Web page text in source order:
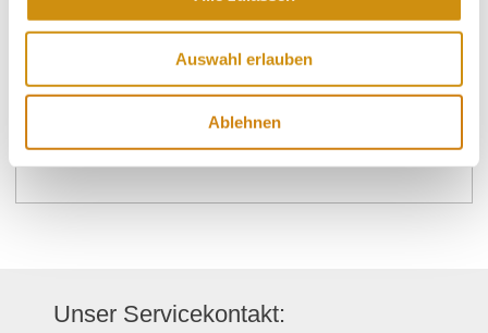
Auswahl erlauben
Ablehnen
Donnerstag von 00:00 bis 23:59 Uhr
von 00:00 bis 23:59 Uhr
Sonntag von 00:00 bis 23:59 Uhr
Unser Servicekontakt: